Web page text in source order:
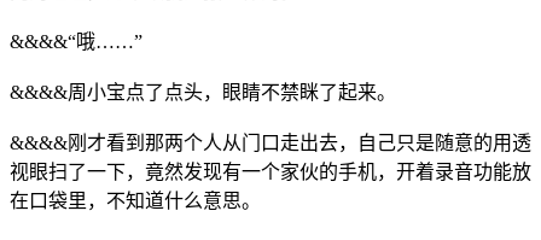
&&&&“哦……”
&&&&周小宝点了点头，眼睛不禁眯了起来。
&&&&刚才看到那两个人从门口走出去，自己只是随意的用透
视眼扫了一下，竟然发现有一个家伙的手机，开着录音功能放
在口袋里，不知道什么意思。